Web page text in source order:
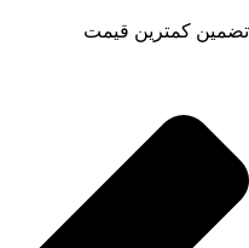
تضمین کمترین قیمت